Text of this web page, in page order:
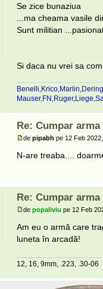
Se zice bunaziua
...ma cheama vasile
Sunt militian
Si daca nu vrei sa
Re: Cumpar
de pipabh pe 12 Feb
N-are treaba....
Re: Cumpar
de popaliviu pe 12 Feb
Am eu o armă care
luneta în arcadă!
12, 16, 9mm, .223, .30-06